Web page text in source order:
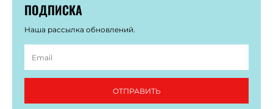
ПОДПИСКА
Наша рассылка обновлений.
ОТПРАВИТЬ